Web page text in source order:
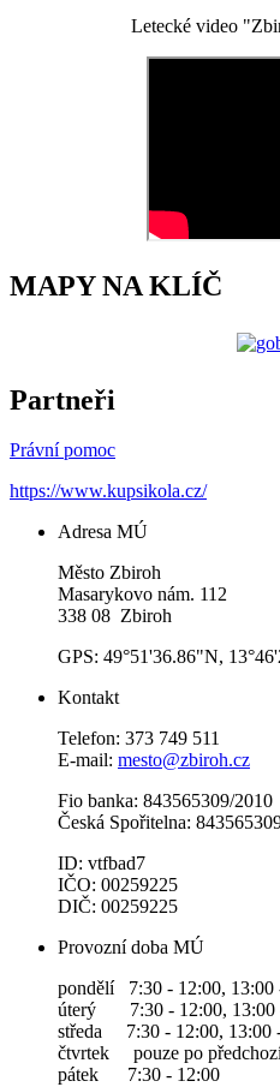
Letecké video
MAPY NA KLÍČ
Partneři
Právní pomoc
https://www.kupsikola.cz/
Adresa MÚ
Město Zbiroh
Masarykovo nám. 112
338 08 Zbiroh
GPS: 49°51'36.86"N,
Kontakt
Telefon: 373 749 511
E-mail: mesto@zbiroh.cz
Fio banka: 843565309/2010
Česká Spořitelna:
ID: vtfbad7
IČO: 00259225
DIČ: 00259225
Provozní doba MÚ
pondělí 7:30 - 12:00, 13:00
úterý 7:30 - 12:00, 13:00
středa 7:30 - 12:00, 13:00
čtvrtek pouze po
pátek 7:30 - 12:00